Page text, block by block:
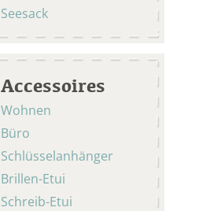
Seesack
Accessoires
Wohnen
Büro
Schlüsselanhänger
Brillen-Etui
Schreib-Etui